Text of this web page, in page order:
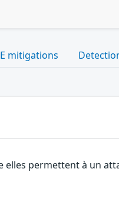
mitigations
permettent à un